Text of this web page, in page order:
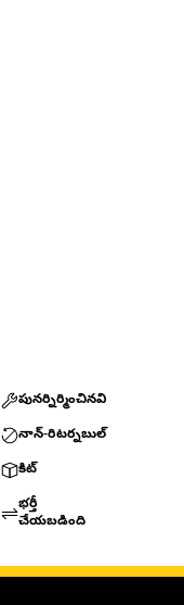
పునర్నిర్మించినవి
నాన్-రిటర్నబుల్
కిట్
భర్తీ
చేయబడింది